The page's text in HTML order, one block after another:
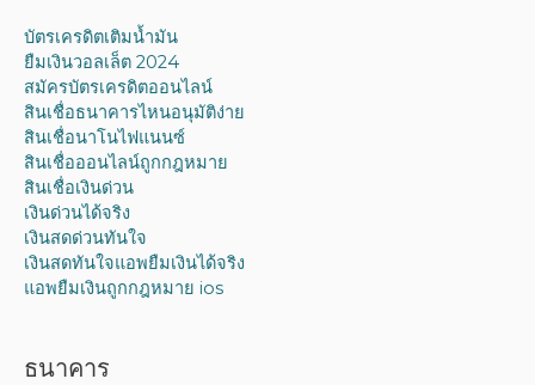
บัตรเครดิตเติมน้ำมัน
ยืมเงินวอลเล็ต 2024
สมัครบัตรเครดิตออนไลน์
สินเชื่อธนาคารไหนอนุมัติง่าย
สินเชื่อนาโนไฟแนนซ์
สินเชื่อออนไลน์ถูกกฎหมาย
สินเชื่อเงินด่วน
เงินด่วนได้จริง
เงินสดด่วนทันใจ
เงินสดทันใจแอพยืมเงินได้จริง
แอพยืมเงินถูกกฎหมาย ios
ธนาคาร